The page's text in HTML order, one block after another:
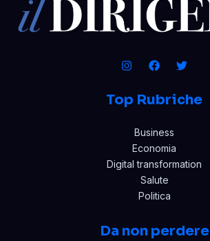
Top Rubriche
Business
Economia
Digital transformation
Salute
Politica
Da non perdere